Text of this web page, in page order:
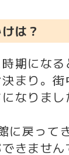
は？
期になる
まり。
なりまし
に戻って
きませ